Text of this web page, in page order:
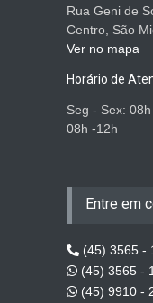
Rua Geni de
Centro, São
Ver no mapa
Horário de
Seg - Sex:
08h -12h
Entre em
(45) 3565 -
(45) 3565 -
(45) 9910 -